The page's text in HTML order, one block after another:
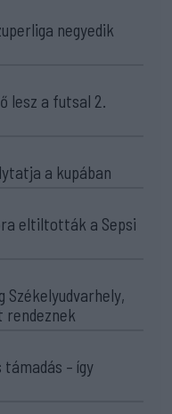
negyedik
lesz a futsal 2.
a kupában
eltiltották a Sepsi
Székelyudvarhely,
rendeznek
– így